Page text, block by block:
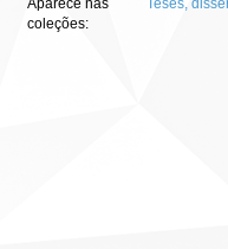
Aparece nas
coleções:
Teses,